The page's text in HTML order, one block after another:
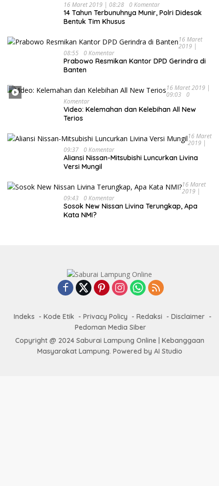
16 Maret 2019 | 08:28 0 Komentar
14 Tahun Terbunuhnya Munir, Polri Didesak
Bentuk Tim Khusus
16 Maret
2019 |
08:55 0 Komentar
Prabowo Resmikan Kantor DPD Gerindra di
Banten
16 Maret 2019 |
09:03
0
Komentar
Video: Kelemahan dan Kelebihan All New
Terios
16 Maret
2019 |
09:37 0 Komentar
Aliansi Nissan-Mitsubishi Luncurkan Livina
Versi Mungil
16 Maret
2019 |
09:43
0 Komentar
Sosok New Nissan Livina Terungkap, Apa
Kata NMI?
Indeks Kode Etik Privacy Policy Redaksi
Disclaimer
Pedoman Media Siber
Copyright @ 2024 Saburai Lampung Online | Kebanggaan
Masyarakat Lampung. Powered by AI Studio